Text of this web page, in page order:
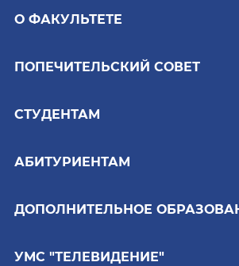
О ФАКУЛЬТЕТЕ
ПОПЕЧИТЕЛЬСКИЙ СОВЕТ
СТУДЕНТАМ
АБИТУРИЕНТАМ
ДОПОЛНИТЕЛЬНОЕ
УМС "ТЕЛЕВИДЕНИЕ"